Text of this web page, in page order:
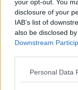
your opt-out. You
disclosure of your
IAB’s list of
also be disclosed
Downstream
Please note that
Personal Data
VECKANS
5